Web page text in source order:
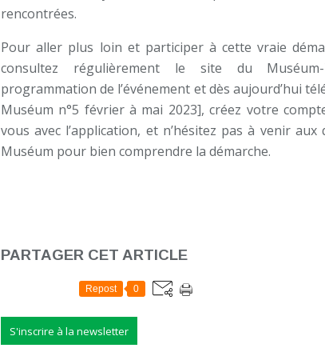
rencontrées.
Pour aller plus loin et participer à cette vraie
consultez régulièrement le site du
programmation de l’événement et dès aujourd’hui
Muséum n°5 février à mai 2023], créez votre
vous avec l’application, et n’hésitez pas à venir
Muséum pour bien comprendre la démarche.
PARTAGER CET ARTICLE
Repost 0
S'inscrire à la newsletter